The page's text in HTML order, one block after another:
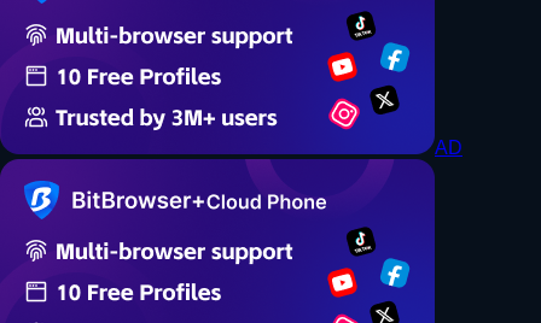
AD